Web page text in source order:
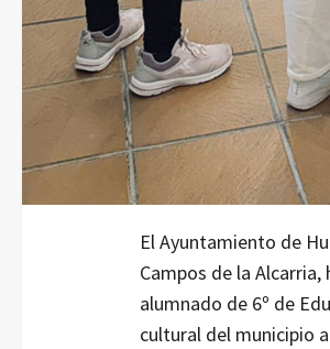
El Ayuntamiento de
Campos de la
alumnado de 6º de
cultural del municipio